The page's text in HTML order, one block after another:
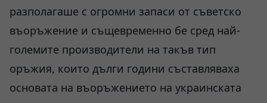
разполагаше с огромни запаси от съветско
въоръжение и същевременно бе сред най-
големите производители на такъв тип
оръжия, които дълги години съставляваха
основата на въоръжението на украинската